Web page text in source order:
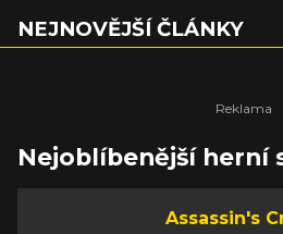
NEJNOVĚJŠÍ ČLÁNKY
Nejoblíbenější herní
Assassin's